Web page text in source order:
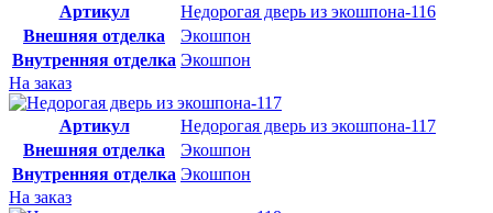
Артикул
Недорогая дверь из экошпона-116
Внешняя отделка
Экошпон
Внутренняя отделка Экошпон
На заказ
Артикул
Недорогая дверь из экошпона-117
Внешняя отделка
Экошпон
Внутренняя отделка Экошпон
На заказ